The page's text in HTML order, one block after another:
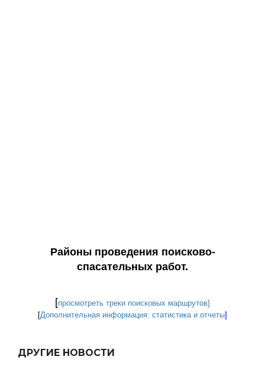
Районы проведения поисково-
спасательных работ.
[просмотреть треки поисковых маршрутов]
[Дополнительная информация: статистика и отчеты]
ДРУГИЕ НОВОСТИ